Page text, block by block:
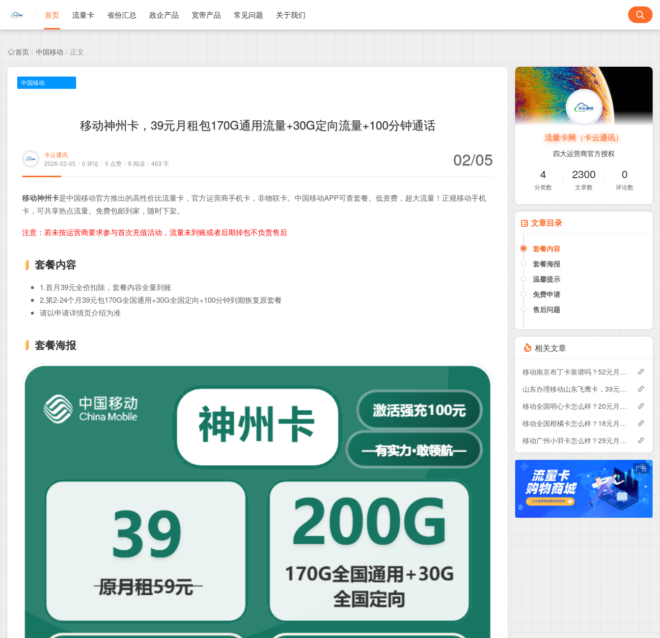
首页 流量卡 省份汇总 政企产品 宽带产品 常见问题 关于我们
首页 / 中国移动 / 正文
中国移动
移动神州卡，39元月租包170G通用流量+30G定向流量+100分钟通话
卡云通讯
2026-02-05 / 0 评论 / 0 点赞 / 6 阅读 / 463 字 02/05
移动神州卡是中国移动官方推出的高性价比流量卡，官方运营商手机卡，非物联卡。中国移动APP可查套餐。低资费，超大流量！正规移动手机
卡，可共享热点流量。免费包邮到家，随时下架。
注意：若未按运营商要求参与首次充值活动，流量未到账或者后期掉包不负责售后
套餐内容
1.首月39元全价扣除，套餐内容全量到账
2.第2-24个月39元包170G全国通用+30G全国定向+100分钟到期恢复原套餐
请以申请详情页介绍为准
套餐海报
流量卡网（卡云通讯）
四大运营商官方授权
4
分类数
2300
文章数
0
评论数
文章目录
套餐内容
套餐海报
温馨提示
免费申请
点击这里或者手机扫描下方二维码
售后问题
相关文章
移动南京布丁卡靠谱吗？52元月租包110G+200分钟实测分享
山东办理移动山东飞鹰卡，39元月租包100G+300分钟
移动全国明心卡怎么样？20元月租包350G+200分钟+会员——移动流量卡测评
移动全国柑橘卡怎么样？18元月租包160G+100分钟+会员——移动流量卡测评
移动广州小羽卡怎么样？29元月租包150G+100分钟+会员——移动流量卡测评
广告